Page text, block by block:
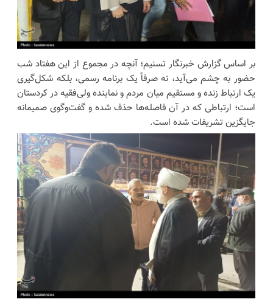
بر اساس گزارش خبرنگار تسنیم؛ آنچه در مجموع از این هفتاد شب
حضور به چشم می‌آید، نه صرفاً یک برنامه رسمی، بلکه شکل‌گیری
یک ارتباط زنده و مستقیم میان مردم و نماینده ولی‌فقیه در کردستان
است؛ ارتباطی که در آن فاصله‌ها حذف شده و گفت‌وگوی صمیمانه
جایگزین تشریفات شده است.